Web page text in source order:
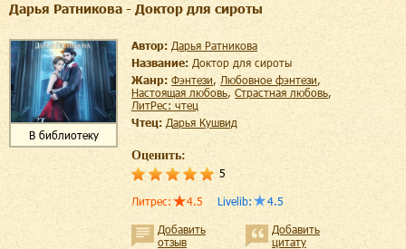
Дарья Ратникова - Доктор для сироты
В библиотеку
Автор: Дарья Ратникова
Название: Доктор для сироты
Жанр:
фэнтези, любовное фэнтези,
настоящая любовь, страстная любовь,
ЛитРес: чтец
Чтец:
Дарья Кушвид
Оценить:
5
Литрес: 4.5 Livelib: 4.5
Добавить
отзыв
Добавить
цитату